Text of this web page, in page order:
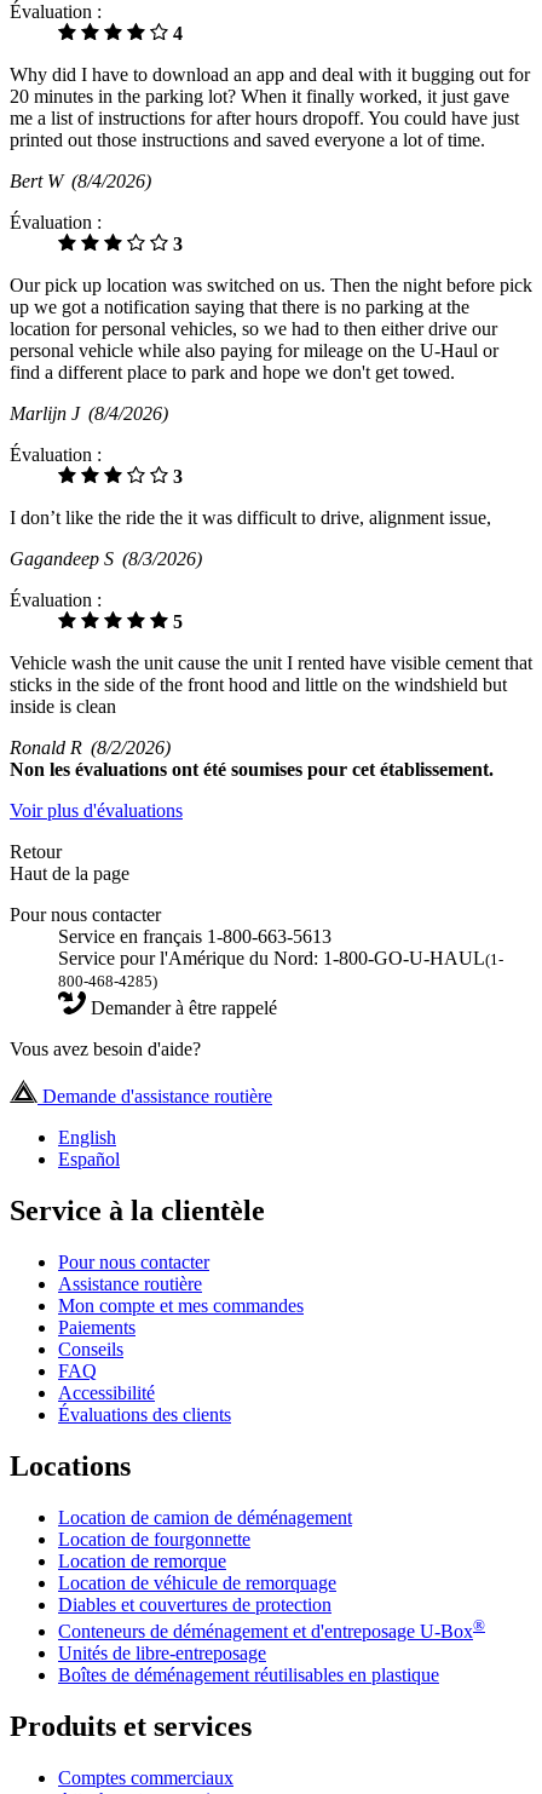
Évaluation :
4
Why did I have to download an app and deal with it bugging out for
20 minutes in the parking lot? When it finally worked, it just gave
me a list of instructions for after hours dropoff. You could have just
printed out those instructions and saved everyone a lot of time.
Bert W (8/4/2026)
Évaluation :
3
Our pick up location was switched on us. Then the night before pick
up we got a notification saying that there is no parking at the
location for personal vehicles, so we had to then either drive our
personal vehicle while also paying for mileage on the U-Haul or
find a different place to park and hope we don't get towed.
Marlijn J (8/4/2026)
Évaluation :
3
I don’t like the ride the it was difficult to drive, alignment issue,
Gagandeep S (8/3/2026)
Évaluation :
5
Vehicle wash the unit cause the unit I rented have visible cement that
sticks in the side of the front hood and little on the windshield but
inside is clean
Ronald R (8/2/2026)
Non les évaluations ont été soumises pour cet établissement.
Voir plus d'évaluations
Retour
Haut de la page
Pour nous contacter
Service en français 1-800-663-5613
Service pour l'Amérique du Nord: 1-800-GO-U-HAUL(1-
800-468-4285)
Demander à être rappelé
Vous avez besoin d'aide?
Demande d'assistance routière
English
Español
Service à la clientèle
Pour nous contacter
Assistance routière
Mon compte et mes commandes
Paiements
Conseils
FAQ
Accessibilité
Évaluations des clients
Locations
Location de camion de déménagement
Location de fourgonnette
Location de remorque
Location de véhicule de remorquage
Diables et couvertures de protection
Conteneurs de déménagement et d'entreposage U-Box®
Unités de libre-entreposage
Boîtes de déménagement réutilisables en plastique
Produits et services
Comptes commerciaux